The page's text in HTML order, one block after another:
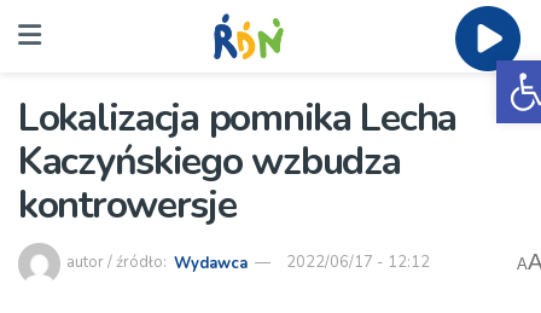
Lokalizacja pomnika Lecha
Kaczyńskiego wzbudza
kontrowersje
autor / źródło: Wydawca 2022/06/17 - 12:12 A